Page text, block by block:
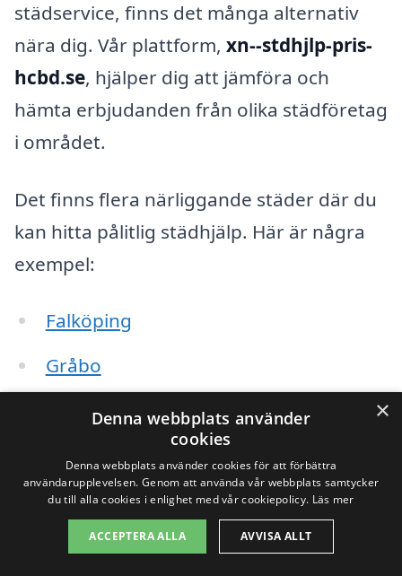
städservice, finns det många alternativ
nära dig. Vår plattform, xn--stdhjlp-pris-
hcbd.se, hjälper dig att jämföra och
hämta erbjudanden från olika städföretag
i området.
Det finns flera närliggande städer där du
kan hitta pålitlig städhjälp. Här är några
exempel:
Falköping
Gråbo
Tidaholm
Hänvi
Skara
Götene
×
Denna webbplats använder
cookies
Denna webbplats använder cookies för att förbättra
användarupplevelsen. Genom att använda vår webbplats samtycker
du till alla cookies i enlighet med vår cookiepolicy. Läs mer
ACCEPTERA ALLA AVVISA ALLT